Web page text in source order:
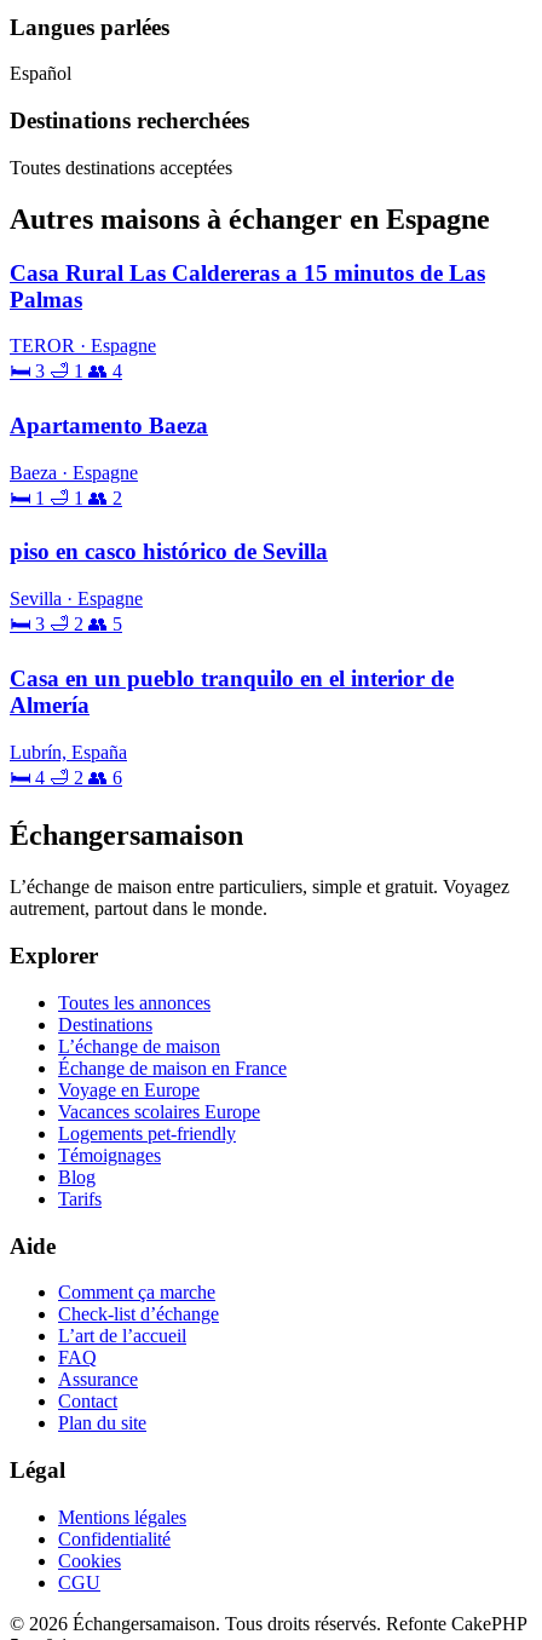
Langues parlées
Español
Destinations recherchées
Toutes destinations acceptées
Autres maisons à échanger en Espagne
Casa Rural Las Caldereras a 15 minutos de Las
Palmas
TEROR · Espagne
🛏 3 🛁 1 👥 4
Apartamento Baeza
Baeza · Espagne
🛏 1 🛁 1 👥 2
piso en casco histórico de Sevilla
Sevilla · Espagne
🛏 3 🛁 2 👥 5
Casa en un pueblo tranquilo en el interior de
Almería
Lubrín, España
🛏 4 🛁 2 👥 6
Échangersamaison
L’échange de maison entre particuliers, simple et gratuit. Voyagez
autrement, partout dans le monde.
Explorer
Toutes les annonces
Destinations
L’échange de maison
Échange de maison en France
Voyage en Europe
Vacances scolaires Europe
Logements pet-friendly
Témoignages
Blog
Tarifs
Aide
Comment ça marche
Check-list d’échange
L’art de l’accueil
FAQ
Assurance
Contact
Plan du site
Légal
Mentions légales
Confidentialité
Cookies
CGU
© 2026 Échangersamaison. Tous droits réservés. Refonte CakePHP